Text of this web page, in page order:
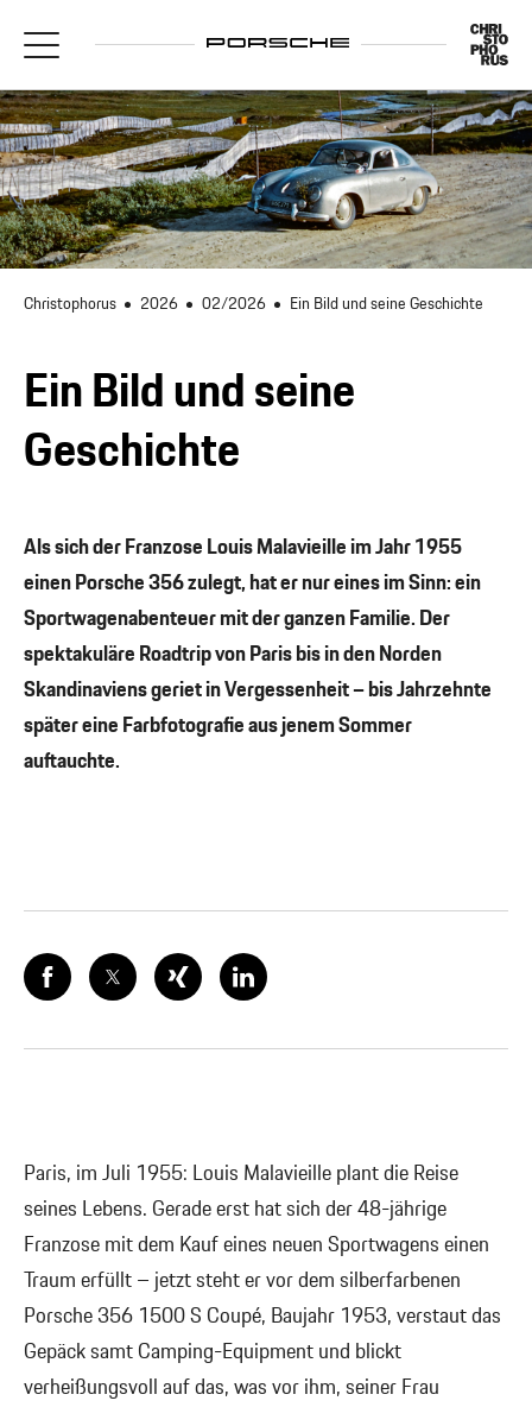
Christophorus 2026 02/2026 Ein Bild und seine Geschichte
Ein Bild und seine
Geschichte
Als sich der Franzose Louis Malavieille im Jahr 1955
einen Porsche 356 zulegt, hat er nur eines im Sinn: ein
Sportwagenabenteuer mit der ganzen Familie. Der
spektakuläre Roadtrip von Paris bis in den Norden
Skandinaviens geriet in Vergessenheit – bis Jahrzehnte
später eine Farbfotografie aus jenem Sommer
auftauchte.
Paris, im Juli 1955: Louis Malavieille plant die Reise
seines Lebens. Gerade erst hat sich der 48-jährige
Franzose mit dem Kauf eines neuen Sportwagens einen
Traum erfüllt – jetzt steht er vor dem silberfarbenen
Porsche 356 1500 S Coupé, Baujahr 1953, verstaut das
Gepäck samt Camping-Equipment und blickt
verheißungsvoll auf das, was vor ihm, seiner Frau